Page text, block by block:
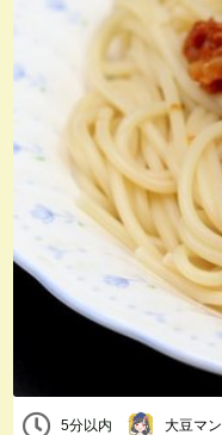
5分以内 大豆マン